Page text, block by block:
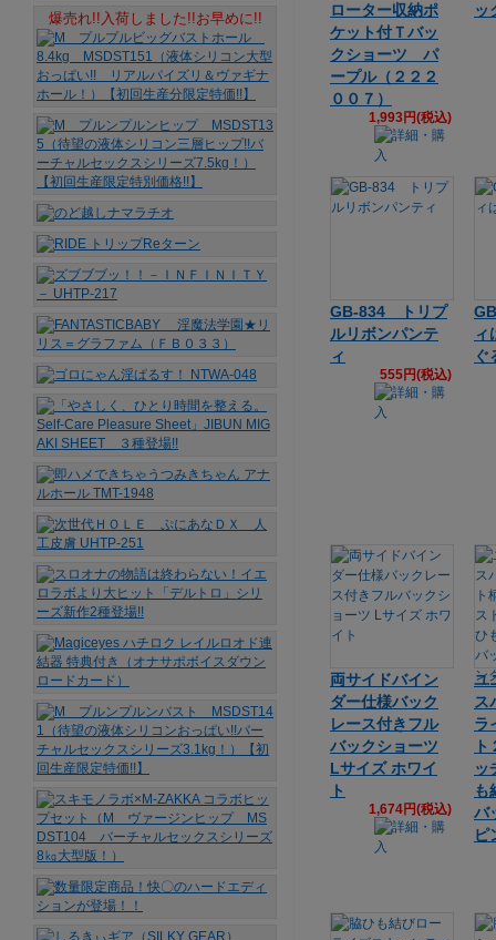
ローター収納ポ
ケット付Ｔバッ
クショーツ パ
ープル（２２２
００７）
1,993円(税込)
ッ
GB-834 トリプ
ルリボンパンテ
ィ
555円(税込)
ィ
ぐ
両サイドバイン
ダー仕様バック
レース付きフル
バックショーツ
Lサイズ ホワイ
ト
1,674円(税込)
ユ
ス
ラ
ッ
も
バ
ピ
爆売れ!!入荷しました!!お早めに!!